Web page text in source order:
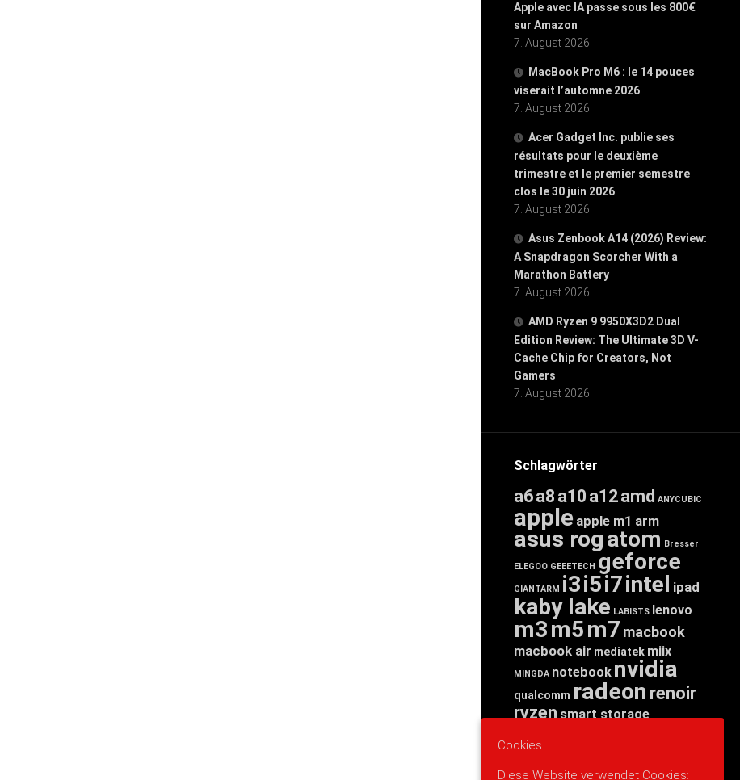
Apple avec IA passe sous les 800€
sur Amazon
7. August 2026
MacBook Pro M6 : le 14 pouces
viserait l’automne 2026
7. August 2026
Acer Gadget Inc. publie ses
résultats pour le deuxième
trimestre et le premier semestre
clos le 30 juin 2026
7. August 2026
Asus Zenbook A14 (2026) Review:
A Snapdragon Scorcher With a
Marathon Battery
7. August 2026
AMD Ryzen 9 9950X3D2 Dual
Edition Review: The Ultimate 3D V-
Cache Chip for Creators, Not
Gamers
7. August 2026
Schlagwörter
a6a8 a10 a12amd ANYCUBIC
apple apple m1 arm
asus rogatom Bresser
ELEGOO GEEETECH geforce
GIANTARM i3i5i7intel ipad
kaby lake LABISTS lenovo
m3m5m7 macbook
macbook air mediatek miix
MINGDA notebook nvidia
qualcomm radeon renoir
ryzensmart storage
threadripper
Cookies
Diese Website verwendet Cookies: